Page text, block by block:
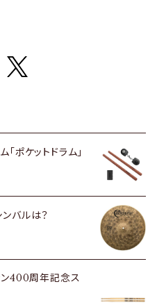
ポケットドラム」
バルは？
400周年記念ス